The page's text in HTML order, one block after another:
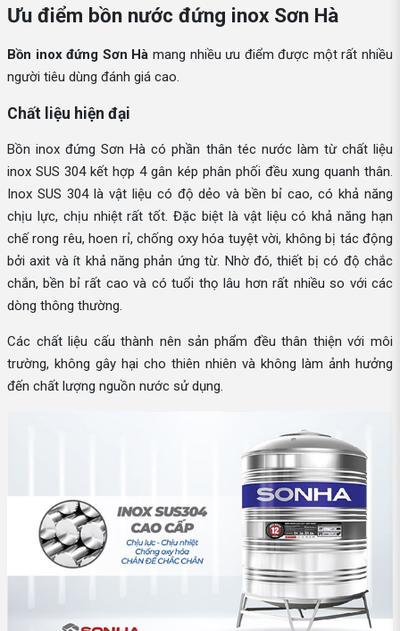
Ưu điểm bồn nước đứng inox Sơn Hà
Bồn inox đứng Sơn Hà mang nhiều ưu điểm được một rất nhiều
người tiêu dùng đánh giá cao.
Chất liệu hiện đại
Bồn inox đứng Sơn Hà có phần thân téc nước làm từ chất liệu
inox SUS 304 kết hợp 4 gân kép phân phối đều xung quanh thân.
Inox SUS 304 là vật liệu có độ dẻo và bền bỉ cao, có khả năng
chịu lực, chịu nhiệt rất tốt. Đặc biệt là vật liệu có khả năng hạn
chế rong rêu, hoen rỉ, chống oxy hóa tuyệt vời, không bị tác động
bởi axit và ít khả năng phản ứng từ. Nhờ đó, thiết bị có độ chắc
chắn, bền bỉ rất cao và có tuổi thọ lâu hơn rất nhiều so với các
dòng thông thường.
Các chất liệu cấu thành nên sản phẩm đều thân thiện với môi
trường, không gây hại cho thiên nhiên và không làm ảnh hưởng
đến chất lượng nguồn nước sử dụng.